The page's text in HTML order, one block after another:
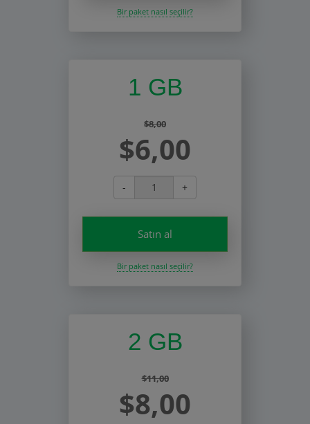
Bir paket nasıl seçilir?
1 GB
$8,00
$6,00
- +
Satın al
Bir paket nasıl seçilir?
2 GB
$11,00
$8,00